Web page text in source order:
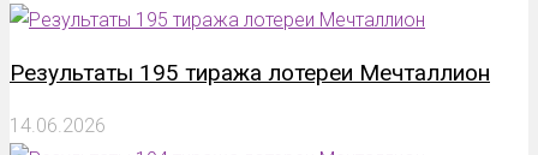
Результаты 195 тиража лотереи Мечталлион
14.06.2026